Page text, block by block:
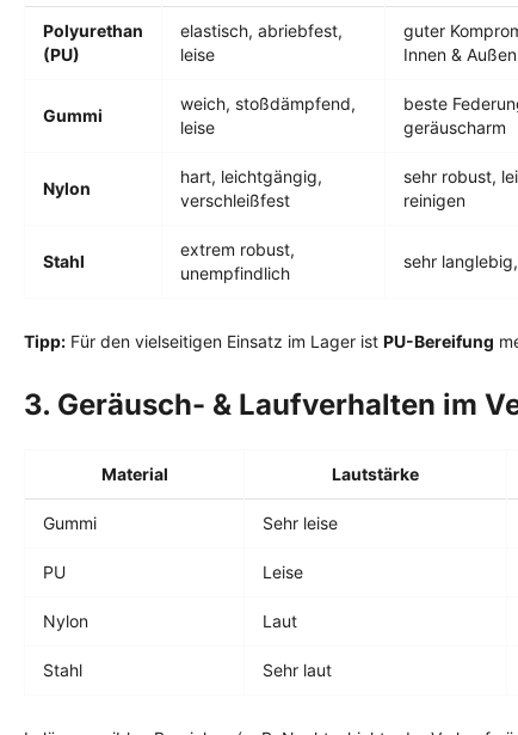
Polyurethan
(PU)
elastisch, abriebfest,
leise
guter
Innen & Außen
Gummi
weich, stoßdämpfend,
leise
beste
geräuscharm
Nylon
hart, leichtgängig,
verschleißfest
sehr robust,
reinigen
Stahl
extrem robust,
unempfindlich
sehr
Tipp: Für den vielseitigen Einsatz im Lager ist PU-Bereifung
3. Geräusch- & Laufverhalten im
Material Lautstärke
Gummi Sehr leise
PU Leise
Nylon Laut
Stahl Sehr laut